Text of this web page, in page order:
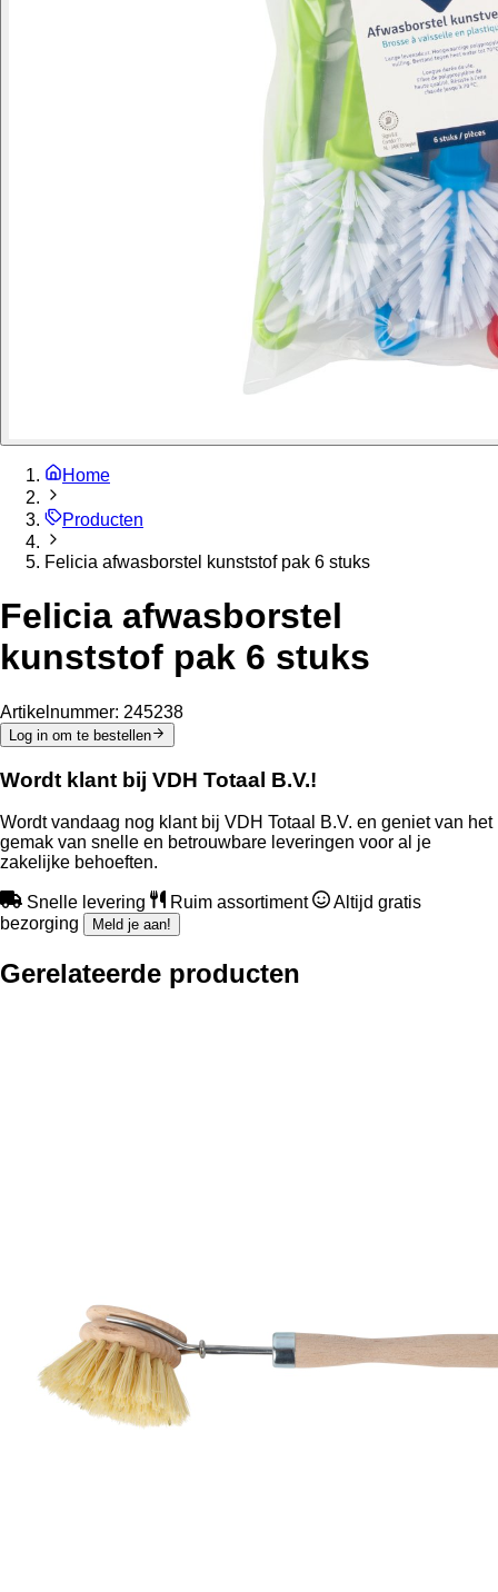
Home
Producten
Felicia afwasborstel kunststof pak 6 stuks
Felicia afwasborstel
kunststof pak 6 stuks
Artikelnummer: 245238
Log in om te bestellen
Wordt klant bij VDH Totaal B.V.!
Wordt vandaag nog klant bij VDH Totaal B.V. en geniet van het
gemak van snelle en betrouwbare leveringen voor al je
zakelijke behoeften.
Snelle levering Ruim assortiment
Altijd gratis
bezorging
Meld je aan!
Gerelateerde producten